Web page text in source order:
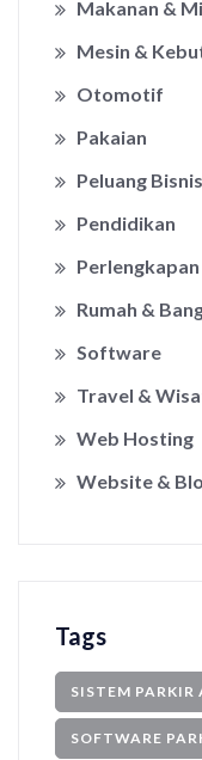
Makanan &
Mesin &
Otomotif
Pakaian
Peluang Bisnis
Pendidikan
Perlengkapan
Rumah &
Software
Travel &
Web Hosting
Website &
Tags
SISTEM PARKIR
SOFTWARE